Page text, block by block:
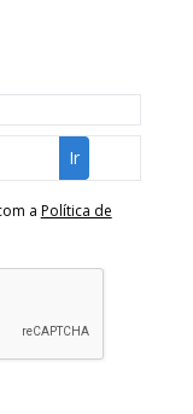
a Política de